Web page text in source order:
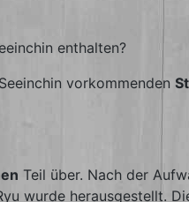
enthalten?
vorkommenden
Teil über. Nach der
wurde herausgestellt.